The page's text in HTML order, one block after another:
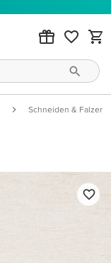
Schneiden & Falzen